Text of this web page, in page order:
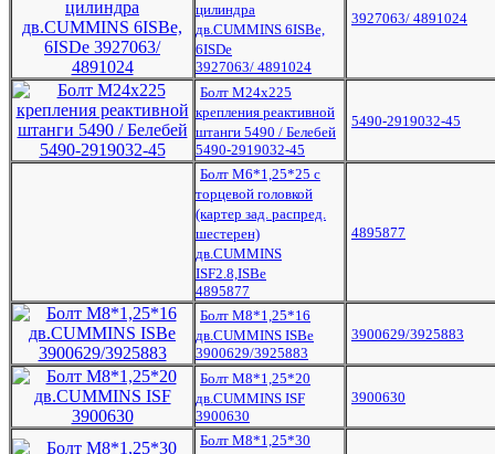
цилиндра
дв.CUMMINS 6ISBe,
6ISDe
3927063/ 4891024
3927063/ 4891024
Болт М24х225
крепления реактивной
штанги 5490 / Белебей
5490-2919032-45
5490-2919032-45
Болт М6*1,25*25 с
торцевой головкой
(картер зад. распред.
шестерен)
дв.CUMMINS
ISF2.8,ISBe
4895877
4895877
Болт М8*1,25*16
дв.CUMMINS ISBe
3900629/3925883
3900629/3925883
Болт М8*1,25*20
дв.CUMMINS ISF
3900630
3900630
Болт М8*1,25*30